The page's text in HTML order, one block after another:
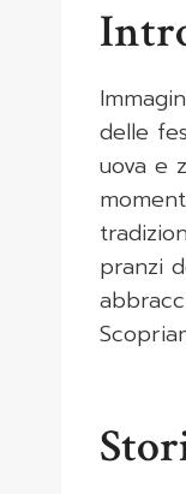
delle
uova e
pranzi